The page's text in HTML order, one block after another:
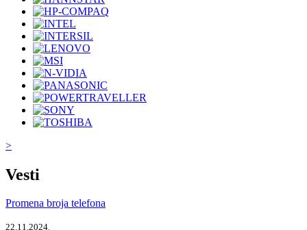
>
Vesti
Promena broja telefona
22.11.2024.